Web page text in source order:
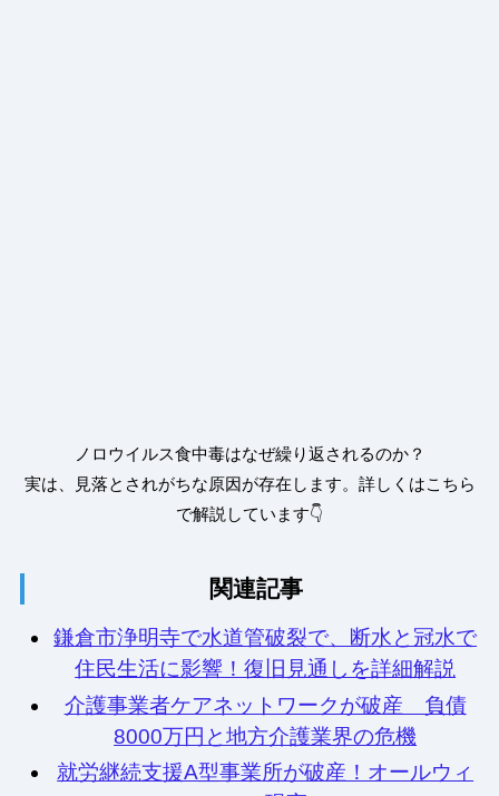
ノロウイルス食中毒はなぜ繰り返されるのか？
実は、見落とされがちな原因が存在します。詳しくはこちら
で解説しています👇
関連記事
鎌倉市浄明寺で水道管破裂で、断水と冠水で
住民生活に影響！復旧見通しを詳細解説
介護事業者ケアネットワークが破産 負債
8000万円と地方介護業界の危機
就労継続支援A型事業所が破産！オールウィ